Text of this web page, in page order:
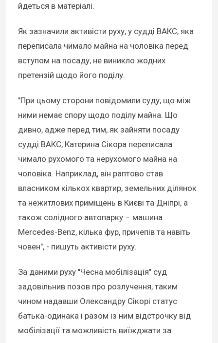
йдеться в матеріалі.
Як зазначили активісти руху, у судді ВАКС, яка
переписала чимало майна на чоловіка перед
вступом на посаду, не виникло жодних
претензій щодо його поділу.
"При цьому сторони повідомили суду, що між
ними немає спору щодо поділу майна. Що
дивно, адже перед тим, як зайняти посаду
судді ВАКС, Катерина Сікора переписала
чимало рухомого та нерухомого майна на
чоловіка. Наприклад, він раптово став
власником кількох квартир, земельних ділянок
та нежитлових приміщень в Києві та Дніпрі, а
також солідного автопарку – машина
Mercedes-Benz, кілька фур, причепів та навіть
човен", - пишуть активісти руху.
За даними руху "Чесна мобілізація" суд
задовільнив позов про розлучення, таким
чином надавши Олександру Сікорі статус
батька-одинака і разом із ним відстрочку від
мобілізації та можливість виїжджати за